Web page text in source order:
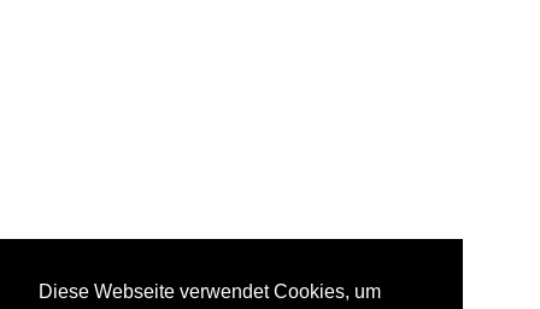
Diese Webseite verwendet Cookies, um